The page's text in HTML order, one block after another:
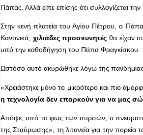
Πάπας. Αλλά είπε επίσης ότι συλλογίζεται
Στην κενή πλατεία του Αγίου Πέτρου, ο
Κανονικά, χιλιάδες προσκυνητές θα είχαν
υπό την καθοδήγηση του Πάπα Φραγκίσκου.
Ωστόσο αυτό ακυρώθηκε λόγω της πανδημίας
«Χρειάστηκε μόνο το μικρότερο και πιο
η τεχνολογία δεν επαρκούν για να μας
Απόψε, υπό το φως των πυρσών, ο
της Σταύρωσης», τη λιτανεία για την